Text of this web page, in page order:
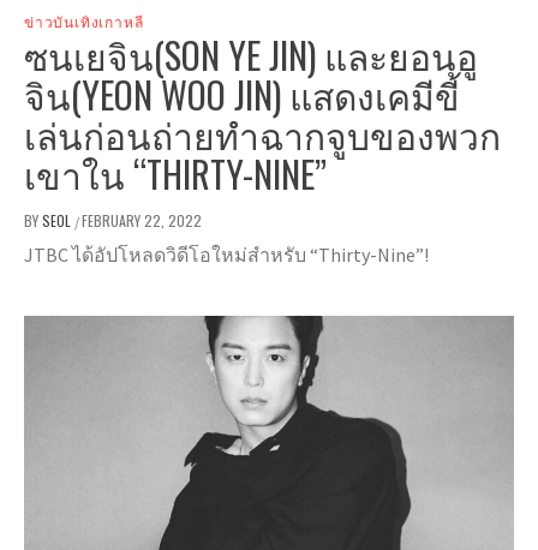
ข่าวบันเทิงเกาหลี
ซนเยจิน(SON YE JIN) และยอนอู
จิน(YEON WOO JIN) แสดงเคมีขี้
เล่นก่อนถ่ายทำฉากจูบของพวก
เขาใน “THIRTY-NINE”
BYSEOL /FEBRUARY 22, 2022
JTBC ได้อัปโหลดวิดีโอใหม่สำหรับ “Thirty-Nine”!